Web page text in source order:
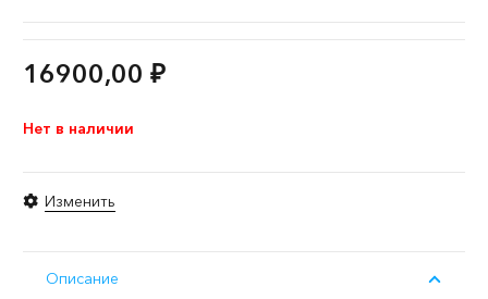
16900,00 ₽
Нет в наличии
Изменить
Описание